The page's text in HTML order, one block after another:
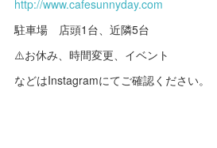
http://www.cafesunnyday.com
駐車場 店頭1台、近隣5台
⚠️お休み、時間変更、イベント
などはInstagramにてご確認ください。